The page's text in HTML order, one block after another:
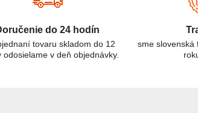
do 24 hodín
tovaru skladom do 12
odosielame v deň objednávky.
sme slovenská